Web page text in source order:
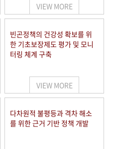
VIEW MORE
빈곤정책의 건강성 확보를 위
한 기초보장제도 평가 및 모니
터링 체계 구축
VIEW MORE
다차원적 불평등과 격차 해소
를 위한 근거 기반 정책 개발